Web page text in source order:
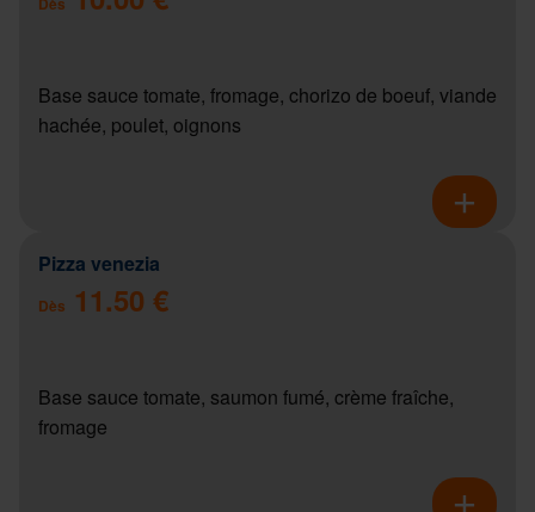
Base sauce tomate, fromage, chorizo de boeuf, viande
hachée, poulet, oignons
Pizza venezia
Dès 11.50 €
Base sauce tomate, saumon fumé, crème fraîche,
fromage